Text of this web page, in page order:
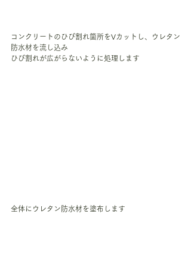
コンクリートのひび割れ箇所をVカットし、ウレタン
防水材を流し込み
ひび割れが広がらないように処理します
全体にウレタン防水材を塗布します